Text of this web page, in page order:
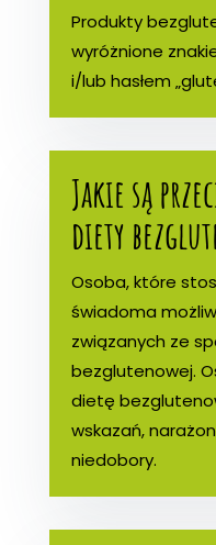
Produkty
wyróżnione
i/lub hasłem
Jakie są
diety
Osoba, które
świadoma
związanych ze
bezglutenowej.
dietę
wskazań,
niedobory.